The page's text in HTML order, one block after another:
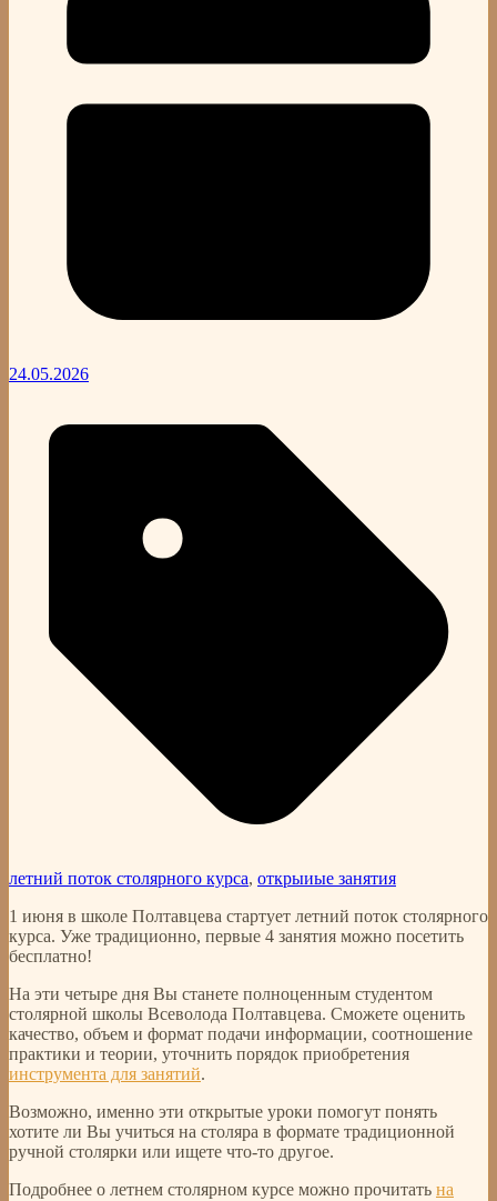
24.05.2026
летний поток столярного курса, открыиые занятия
1 июня в школе Полтавцева стартует летний поток столярного
курса. Уже традиционно, первые 4 занятия можно посетить
бесплатно!
На эти четыре дня Вы станете полноценным студентом
столярной школы Всеволода Полтавцева. Сможете оценить
качество, объем и формат подачи информации, соотношение
практики и теории, уточнить порядок приобретения
инструмента для занятий.
Возможно, именно эти открытые уроки помогут понять
хотите ли Вы учиться на столяра в формате традиционной
ручной столярки или ищете что-то другое.
Подробнее о летнем столярном курсе можно прочитать на